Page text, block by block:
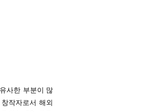
사한 부분이 많
작자로서 해외